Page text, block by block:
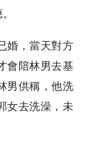
婚，當天對方
會陪林男去基
男供稱，他洗
女去洗澡，未